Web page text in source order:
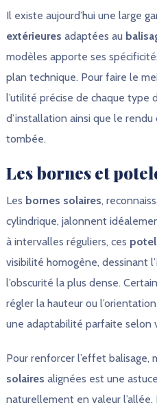
Il existe aujourd’hui une large
extérieures adaptées au
modèles apporte ses
plan technique. Pour faire le
l’utilité précise de chaque type
d’installation ainsi que le
tombée.
Les bornes et
Les bornes solaires,
cylindrique, jalonnent
à intervalles réguliers, ces
visibilité homogène, dessinant
l’obscurité la plus dense.
régler la hauteur ou
une adaptabilité parfaite selon
Pour renforcer l’effet balisage,
solaires alignées est une
naturellement en valeur